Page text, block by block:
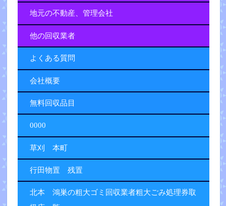
地元の不動産、管理会社
他の回収業者
よくある質問
会社概要
無料回収品目
0000
草刈 本町
行田物置 残置
北本 鴻巣の粗大ゴミ回収業者粗大ごみ処理券取